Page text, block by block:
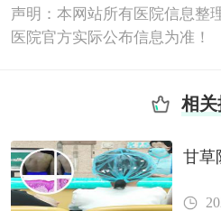
声明：本网站所有医院信息整
医院官方实际公布信息为准！
相
甘草